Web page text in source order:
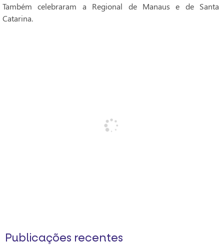
Também celebraram a Regional de Manaus e de Santa
Catarina.
Publicações recentes